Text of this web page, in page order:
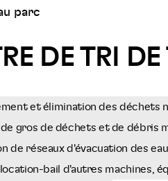
parc
DE TRI
et élimination des déchets
gros de déchets et de débris
de réseaux d'évacuation des
location-bail d'autres machines,